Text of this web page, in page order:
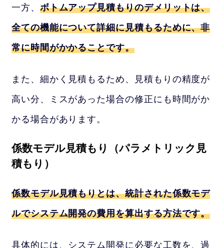
一方、 ボトムアップ見積もりのデメリットは、
全ての機能について詳細に見積もるために、非
常に時間がかかることです。
また、細かく見積もるため、見積もりの精度が
高い分、ミスがあった場合の修正にも時間がか
かる場合があります。
係数モデル見積もり（パラメトリック見
積もり）
係数モデル見積もりとは、統計された係数モデ
ルでシステム開発の費用を算出する方法です。
具体的には、システム開発に必要な工数を、過